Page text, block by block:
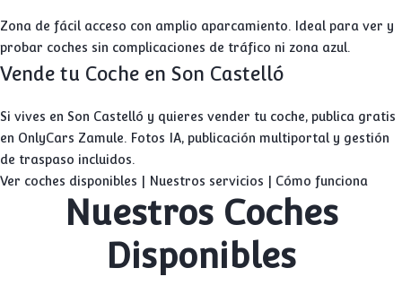
Zona de fácil acceso con amplio aparcamiento. Ideal para ver y
probar coches sin complicaciones de tráfico ni zona azul.
Vende tu Coche en Son Castelló
Si vives en Son Castelló y quieres vender tu coche, publica gratis
en OnlyCars Zamule. Fotos IA, publicación multiportal y gestión
de traspaso incluidos.
Ver coches disponibles
Nuestros servicios Cómo funciona
Nuestros Coches
Disponibles